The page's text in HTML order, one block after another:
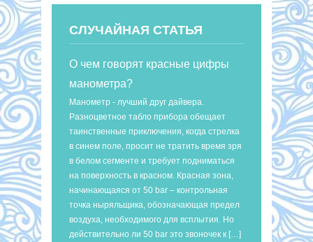
СЛУЧАЙНАЯ СТАТЬЯ
О чем говорят красные цифры
манометра?
Манометр - лучший друг дайвера.
Разноцветное табло прибора обещает
таинственные приключения, когда стрелка
в синем поле, просит не тратить время зря
в белом сегменте и требует подниматься
на поверхность в красном. Красная зона,
начинающаяся от 50 bar – контрольная
точка ныряльщика, обозначающая предел
воздуха, необходимого для всплытия. Но
действительно ли 50 bar это звоночек к […]